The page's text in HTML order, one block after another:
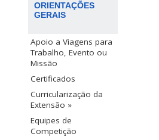
ORIENTAÇÕES
GERAIS
Apoio a Viagens para
Trabalho, Evento ou
Missão
Certificados
Curricularização da
Extensão »
Equipes de
Competição